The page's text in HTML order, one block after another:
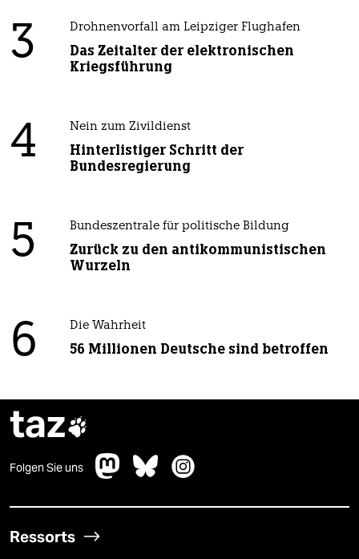
3 Drohnenvorfall am Leipziger Flughafen
Das Zeitalter der elektronischen
Kriegsführung
4 Nein zum Zivildienst
Hinterlistiger Schritt der
Bundesregierung
5 Bundeszentrale für politische Bildung
Zurück zu den antikommunistischen
Wurzeln
6 Die Wahrheit
56 Millionen Deutsche sind betroffen
taz
Folgen Sie uns
Ressorts